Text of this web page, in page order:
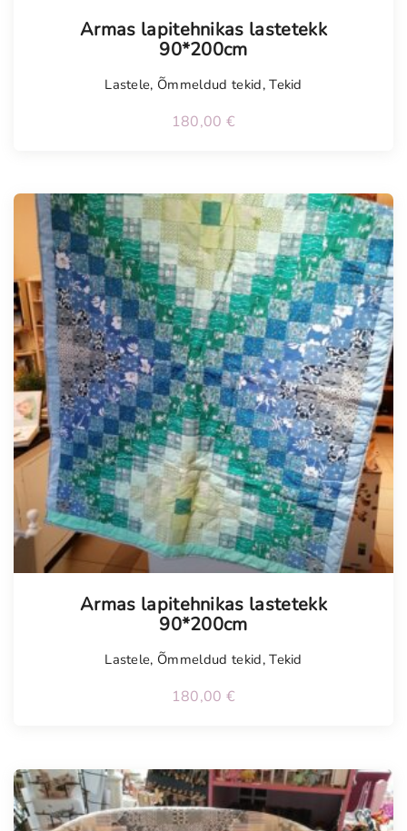
Armas lapitehnikas lastetekk
90*200cm
Lastele, Õmmeldud tekid,Tekid
180,00 €
Armas lapitehnikas lastetekk
90*200cm
Lastele, Õmmeldud tekid,Tekid
180,00 €